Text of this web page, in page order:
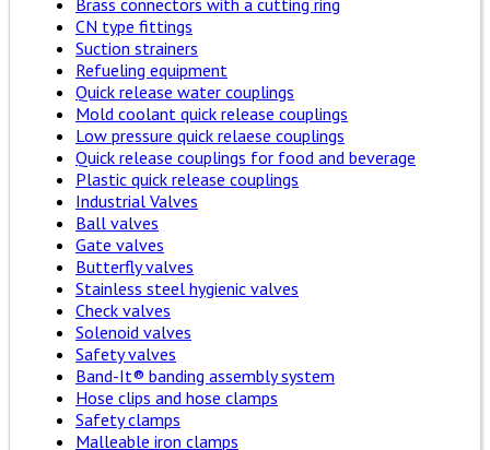
Brass connectors with a cutting ring
CN type fittings
Suction strainers
Refueling equipment
Quick release water couplings
Mold coolant quick release couplings
Low pressure quick relaese couplings
Quick release couplings for food and beverage
Plastic quick release couplings
Industrial Valves
Ball valves
Gate valves
Butterfly valves
Stainless steel hygienic valves
Check valves
Solenoid valves
Safety valves
Band-It® banding assembly system
Hose clips and hose clamps
Safety clamps
Malleable iron clamps